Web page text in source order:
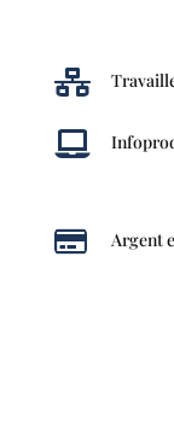


 Argent